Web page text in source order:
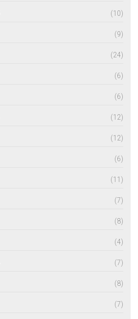
(10)
(9)
(24)
(6)
(6)
(12)
(12)
(6)
(11)
(7)
(8)
(4)
(7)
(8)
(7)